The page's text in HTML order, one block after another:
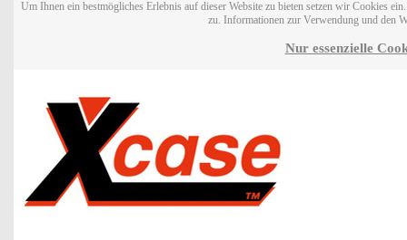
Um Ihnen ein bestmögliches Erlebnis auf dieser Website zu bieten setzen wir Cookies
zu. Informationen zur Verwendung und den
Nur essenzielle